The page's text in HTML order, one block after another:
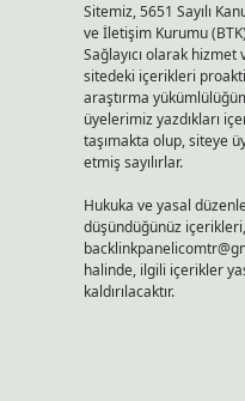
Sitemiz, 5651 Sayılı
ve İletişim Kurumu
Sağlayıcı olarak
sitedeki içerikleri
araştırma
üyelerimiz yazdıkları
taşımakta olup, siteye
etmiş sayılırlar.
Hukuka ve yasal
düşündüğünüz içerikleri,
halinde, ilgili içerikler
kaldırılacaktır.